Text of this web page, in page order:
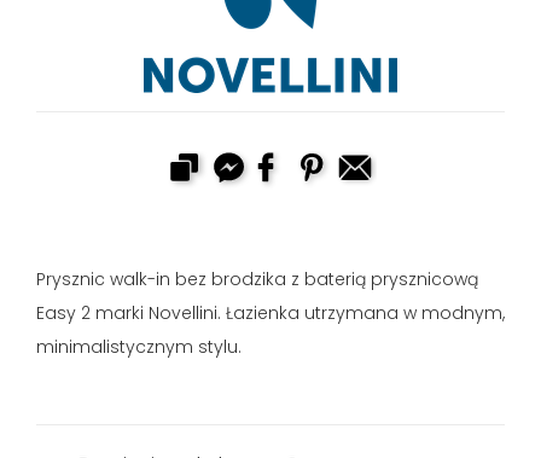
Prysznic walk-in bez brodzika z baterią prysznicową
Easy 2 marki Novellini. Łazienka utrzymana w modnym,
minimalistycznym stylu.